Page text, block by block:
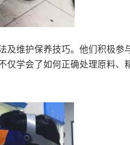
及维护保养技巧。他们积极参
学会了如何正确处理原料、